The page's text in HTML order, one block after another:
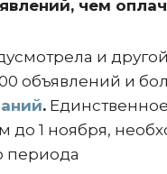
чем
и другой
объявлений и
. Единственное
до 1 ноября,
периода